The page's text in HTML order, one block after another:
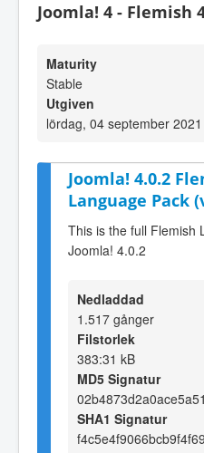
Joomla! 4 - Flemish
Maturity
Stable
Utgiven
lördag, 04 september
Joomla! 4.0.2
Language Pack
This is the full Flemish
Joomla! 4.0.2
Nedladdad
1.517 gånger
Filstorlek
383:31 kB
MD5 Signatur
SHA1 Signatur